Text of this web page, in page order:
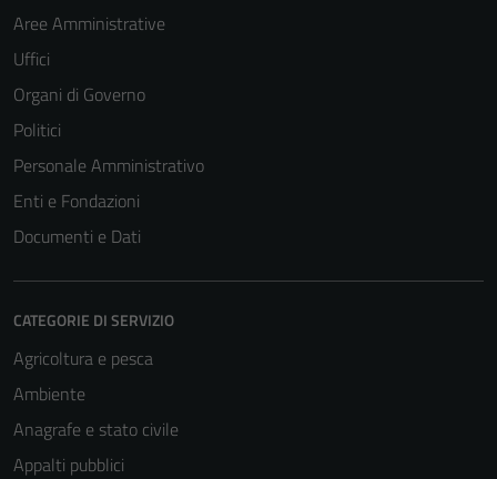
Aree Amministrative
Uffici
Organi di Governo
Politici
Personale Amministrativo
Enti e Fondazioni
Documenti e Dati
CATEGORIE DI SERVIZIO
Agricoltura e pesca
Ambiente
Anagrafe e stato civile
Appalti pubblici